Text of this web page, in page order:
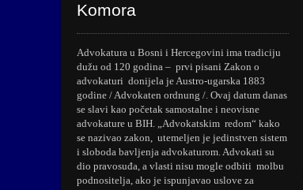
Komora
Advokatura u Bosni i Hercegovini ima tradiciju
dužu od 120 godina – prvi pisani Zakon o
advokaturi donijela je Austro-ugarska 1883
godine / Advokaten ordnung /. Ovaj datum danas
se slavi kao početak samostalne i neovisne
advokature u BIH. „Advokatskim redom“ kako
se nazivao zakon, utemeljen je jedinstven sistem
i sloboda bavljenja advokaturom. Advokati su
dio pravosuđa, a vlasti nisu mogle odbiti molbu
podnositelja, ako je ispunjavao uslove za